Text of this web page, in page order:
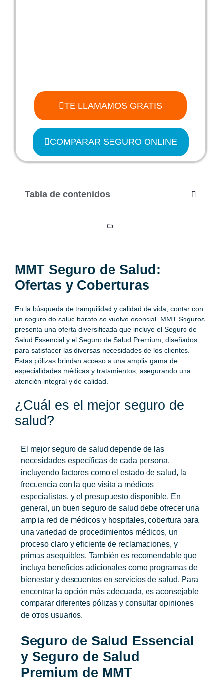
MMT Seguro de Salud:
Ofertas y Coberturas
En la búsqueda de tranquilidad y calidad de vida, contar con
un seguro de salud barato se vuelve esencial. MMT Seguros
presenta una oferta diversificada que incluye el Seguro de
Salud Essencial y el Seguro de Salud Premium, diseñados
para satisfacer las diversas necesidades de los clientes.
Estas pólizas brindan acceso a una amplia gama de
especialidades médicas y tratamientos, asegurando una
atención integral y de calidad.
¿Cuál es el mejor seguro de
salud?
El mejor seguro de salud depende de las
necesidades específicas de cada persona,
incluyendo factores como el estado de salud, la
frecuencia con la que visita a médicos
especialistas, y el presupuesto disponible. En
general, un buen seguro de salud debe ofrecer una
amplia red de médicos y hospitales, cobertura para
una variedad de procedimientos médicos, un
proceso claro y eficiente de reclamaciones, y
primas asequibles. También es recomendable que
incluya beneficios adicionales como programas de
bienestar y descuentos en servicios de salud. Para
encontrar la opción más adecuada, es aconsejable
comparar diferentes pólizas y consultar opiniones
de otros usuarios.
Seguro de Salud Essencial
y Seguro de Salud
Premium de MMT
TE LLAMAMOS GRATIS
COMPARAR SEGURO ONLINE
Tabla de contenidos